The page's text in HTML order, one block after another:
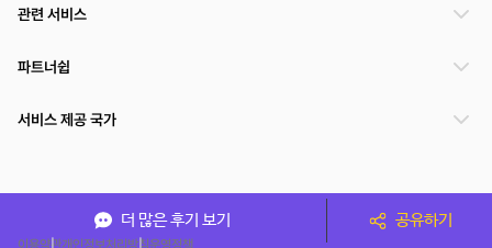
더 많은 후기 보기 공유하기
관련 서비스
파트너쉽
서비스 제공 국가
이용약관개인정보처리방침운영정책